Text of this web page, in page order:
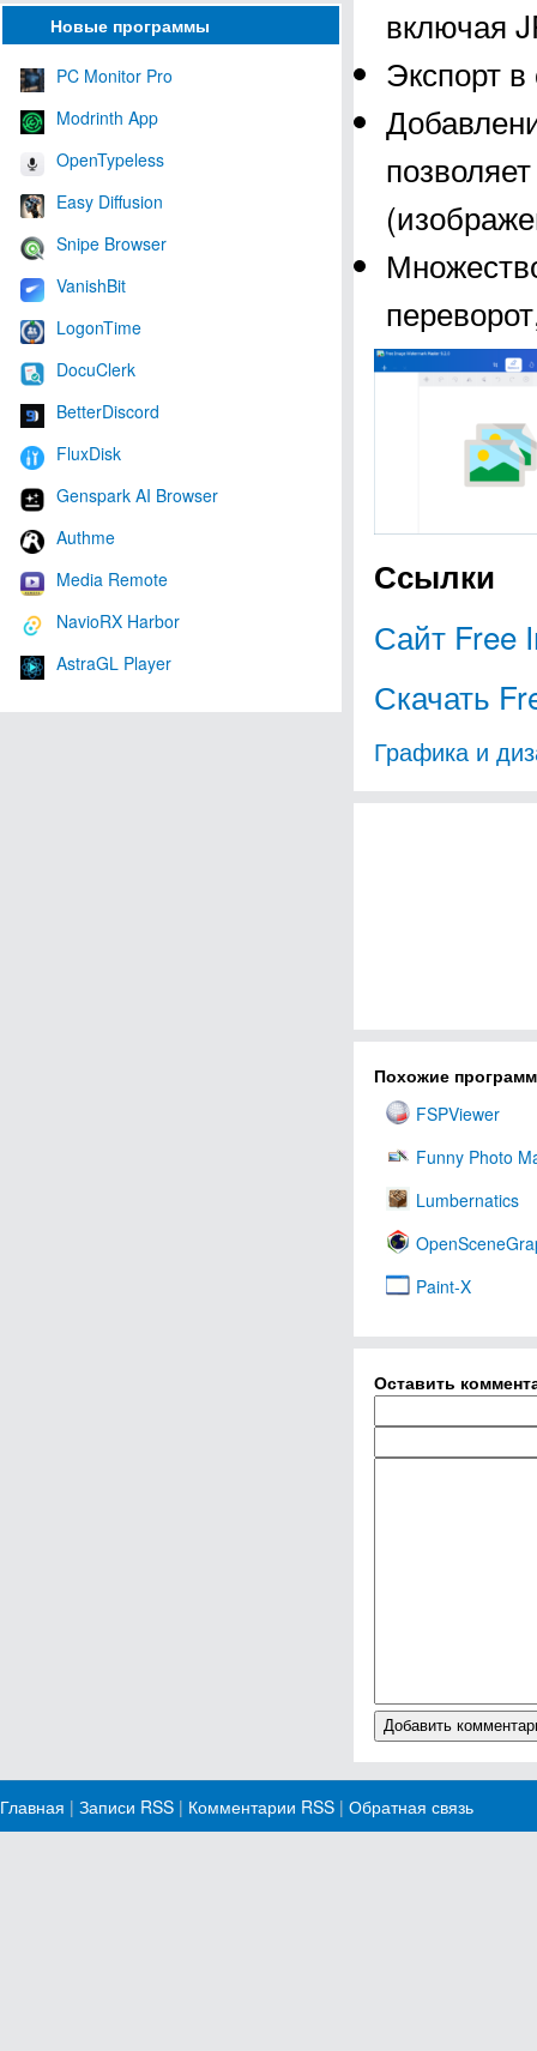
Новые программы
PC Monitor Pro
Modrinth App
OpenTypeless
Easy Diffusion
Snipe Browser
VanishBit
LogonTime
DocuClerk
BetterDiscord
FluxDisk
Genspark AI Browser
Authme
Media Remote
NavioRX Harbor
AstraGL Player
включая
Экспорт
Ссылки
Сайт Free
Скачать
Графика и
Похожие
FSPViewer
Funny Photo
Lumbernatics
Paint-X
Оставить
Главная | Записи RSS | Комментарии RSS | Обратная связь